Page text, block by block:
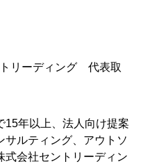
リーディング 代表取
15年以上、法人向け提案
サルティング、アウトソ
式会社セントリーディン